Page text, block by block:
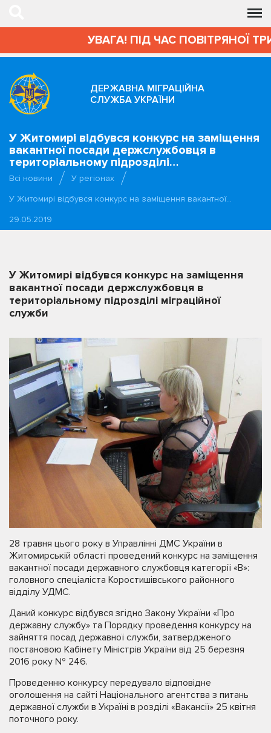
УВАГА! ПІД ЧАС ПОВІТРЯНОЇ
ДЕРЖАВНА МІГРАЦІЙНА
СЛУЖБА УКРАЇНИ
У Житомирі відбувся конкурс на заміщення
вакантної посади держслужбовця в
територіальному підрозділі…
Всі новини
У регіонах
У Житомирі відбувся конкурс на заміщення вакантної…
29.05.2019
У Житомирі відбувся конкурс на заміщення
вакантної посади держслужбовця в
територіальному підрозділі міграційної
служби
28 травня цього року в Управлінні ДМС України в
Житомирській області проведений конкурс на заміщення
вакантної посади державного службовця категорії «В»:
головного спеціаліста Коростишівського районного
відділу УДМС.
Даний конкурс відбувся згідно Закону України «Про
державну службу» та Порядку проведення конкурсу на
зайняття посад державної служби, затвердженого
постановою Кабінету Міністрів України від 25 березня
2016 року № 246.
Проведенню конкурсу передувало відповідне
оголошення на сайті Національного агентства з питань
державної служби в Україні в розділі «Вакансії» 25 квітня
поточного року.